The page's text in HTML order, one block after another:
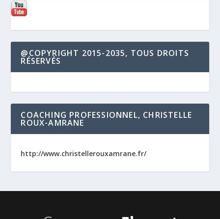
@COPYRIGHT 2015-2035, TOUS DROITS
RÉSERVÉS
COACHING PROFESSIONNEL, CHRISTELLE
ROUX-AMRANE
http://www.christellerouxamrane.fr/